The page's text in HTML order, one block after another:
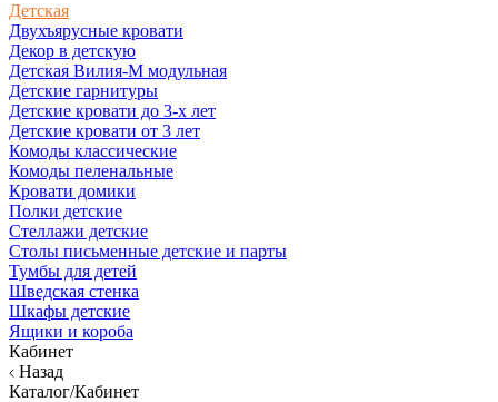
Детская
Двухъярусные кровати
Декор в детскую
Детская Вилия-М модульная
Детские гарнитуры
Детские кровати до 3-х лет
Детские кровати от 3 лет
Комоды классические
Комоды пеленальные
Кровати домики
Полки детские
Стеллажи детские
Столы письменные детские и парты
Тумбы для детей
Шведская стенка
Шкафы детские
Ящики и короба
Кабинет
Назад
Каталог/Кабинет